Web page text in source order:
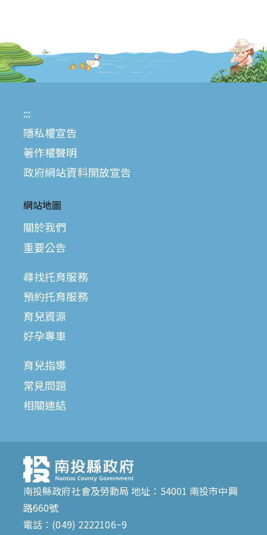
:::
隱私權宣告
著作權聲明
政府網站資料開放宣告
網站地圖
關於我們
重要公告
尋找托育服務
預約托育服務
育兒資源
好孕專車
育兒指導
常見問題
相關連結
南投縣政府社會及勞動局 地址：54001 南投市中興
路660號
電話：(049) 2222106~9